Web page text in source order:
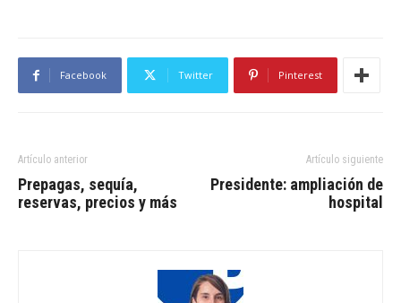
Facebook Twitter Pinterest
Artículo anterior
Prepagas, sequía,
reservas, precios y más
Artículo siguiente
Presidente: ampliación de
hospital